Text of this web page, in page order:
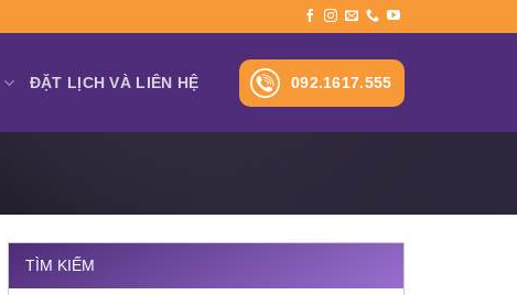
ĐẶT LỊCH VÀ LIÊN HỆ 092.1617.555
TÌM KIẾM